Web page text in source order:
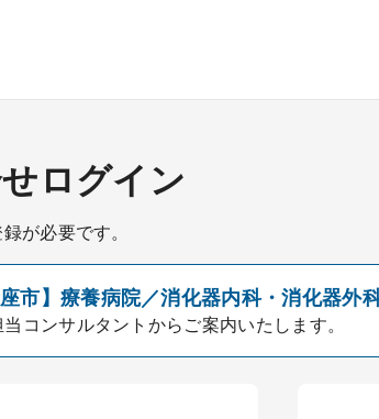
ログイン
が必要です。
市】療養病院／消化器内科・消化器外
コンサルタントからご案内いたします。